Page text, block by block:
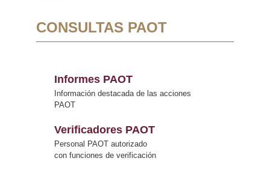
CONSULTAS PAOT
Informes PAOT
Información destacada de las acciones
PAOT
Verificadores PAOT
Personal PAOT autorizado
con funciones de verificación